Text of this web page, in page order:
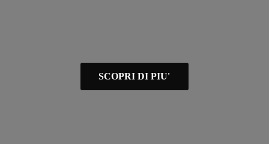
SCOPRI DI PIU'